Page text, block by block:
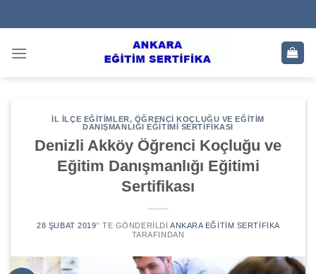
to
İL İLÇE EĞITIMLER, ÖĞRENCI KOÇLUĞU VE EĞITIM
DANIŞMANLIĞI EĞITIMI SERTIFIKASI
Denizli Akköy Öğrenci Koçluğu ve
Eğitim Danışmanlığı Eğitimi
Sertifikası
28 ŞUBAT 2019’' TE GÖNDERILDI ANKARA EĞITIM SERTIFIKA
TARAFINDAN